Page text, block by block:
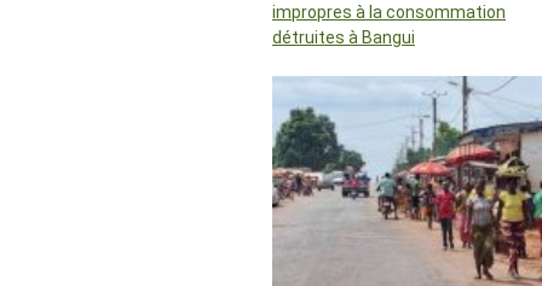
impropres à la consommation
détruites à Bangui